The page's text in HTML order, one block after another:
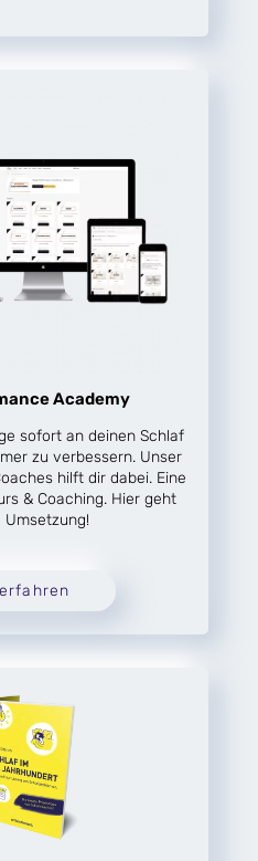
Academy
sofort an deinen Schlaf
zu verbessern. Unser
hilft dir dabei. Eine
& Coaching. Hier geht
Umsetzung!